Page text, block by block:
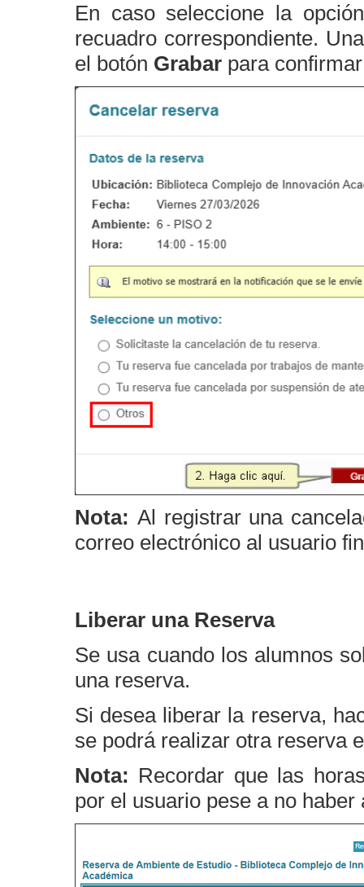
En caso seleccione la
recuadro correspondiente.
el botón Grabar para
Nota: Al registrar una
correo electrónico al usuario
Liberar una Reserva
Se usa cuando los alumnos
una reserva.
Si desea liberar la reserva,
se podrá realizar otra reserva
Nota: Recordar que las
por el usuario pese a no haber